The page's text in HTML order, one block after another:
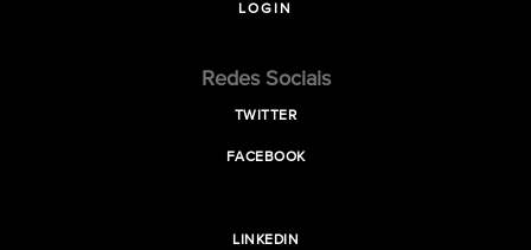
LOGIN
Redes Sociais
TWITTER
FACEBOOK
LINKEDIN